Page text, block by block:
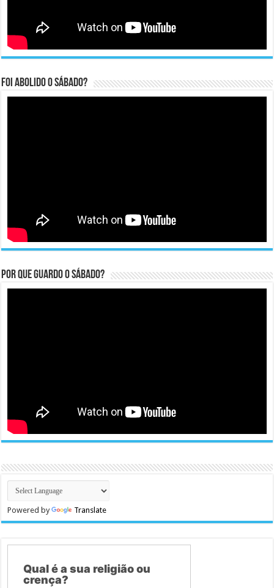
Foi abolido o sábado?
Por que guardo o Sábado?
Powered by Translate
Qual é a sua religião ou
crença?